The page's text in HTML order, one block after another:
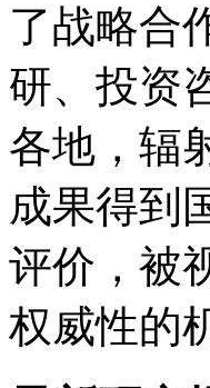
了战略合
研、投资
各地，辐
成果得到
评价，被
权威性的